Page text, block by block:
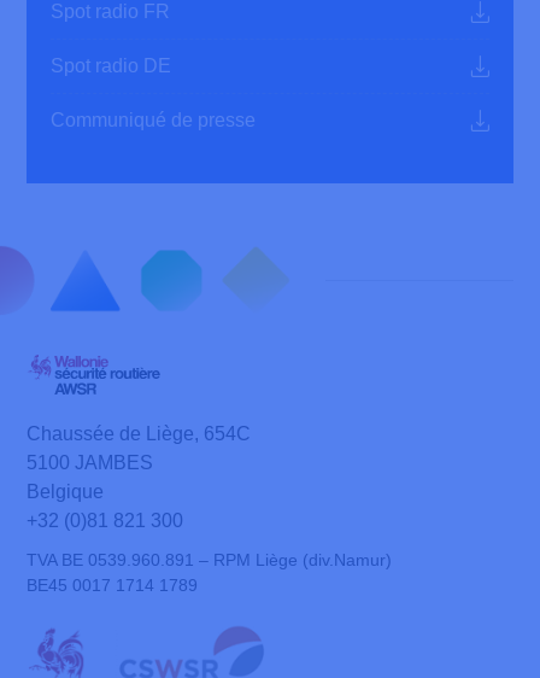
Spot radio FR
Spot radio DE
Communiqué de presse
Chaussée de Liège, 654C
5100 JAMBES
Belgique
+32 (0)81 821 300
TVA BE 0539.960.891 – RPM Liège (div.Namur)
BE45 0017 1714 1789